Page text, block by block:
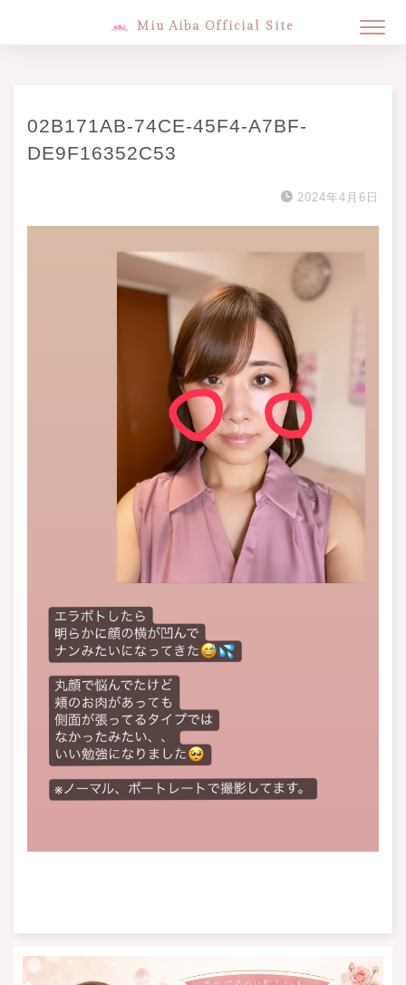
Miu Aiba Official Site
02B171AB-74CE-45F4-A7BF-
DE9F16352C53
2024年4月6日